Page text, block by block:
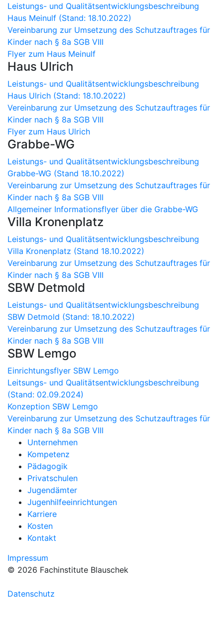
Leistungs- und Qualitätsentwicklungsbeschreibung
Haus Meinulf (Stand: 18.10.2022)
Vereinbarung zur Umsetzung des Schutzauftrages für
Kinder nach § 8a SGB VIII
Flyer zum Haus Meinulf
Haus Ulrich
Leistungs- und Qualitätsentwicklungsbeschreibung
Haus Ulrich (Stand: 18.10.2022)
Vereinbarung zur Umsetzung des Schutzauftrages für
Kinder nach § 8a SGB VIII
Flyer zum Haus Ulrich
Grabbe-WG
Leistungs- und Qualitätsentwicklungsbeschreibung
Grabbe-WG (Stand 18.10.2022)
Vereinbarung zur Umsetzung des Schutzauftrages für
Kinder nach § 8a SGB VIII
Allgemeiner Informationsflyer über die Grabbe-WG
Villa Kronenplatz
Leistungs- und Qualitätsentwicklungsbeschreibung
Villa Kronenplatz (Stand 18.10.2022)
Vereinbarung zur Umsetzung des Schutzauftrages für
Kinder nach § 8a SGB VIII
SBW Detmold
Leistungs- und Qualitätsentwicklungsbeschreibung
SBW Detmold (Stand: 18.10.2022)
Vereinbarung zur Umsetzung des Schutzauftrages für
Kinder nach § 8a SGB VIII
SBW Lemgo
Einrichtungsflyer SBW Lemgo
Leitsungs- und Qualitätsentwicklungsbeschreibung
(Stand: 02.09.2024)
Konzeption SBW Lemgo
Vereinbarung zur Umsetzung des Schutzauftrages für
Kinder nach § 8a SGB VIII
Unternehmen
Kompetenz
Pädagogik
Privatschulen
Jugendämter
Jugenhilfeeinrichtungen
Karriere
Kosten
Kontakt
Impressum
© 2026 Fachinstitute Blauschek
Datenschutz